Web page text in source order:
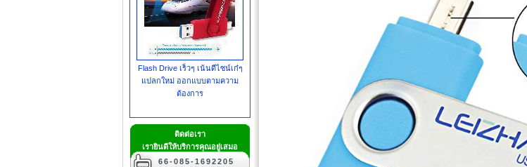
Flash Drive เร็วๆ เน้นดีไซน์เก๋ๆ
แปลกใหม่ ออกแบบตามความ
ต้องการ
ติดต่อเรา
เรายินดีให้บริการคุณอยู่เสมอ
66-085-1692205